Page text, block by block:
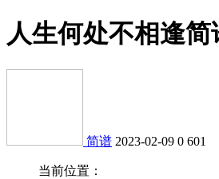
人生何处不相逢
简谱 2023-02-09 0 601
当前位置：